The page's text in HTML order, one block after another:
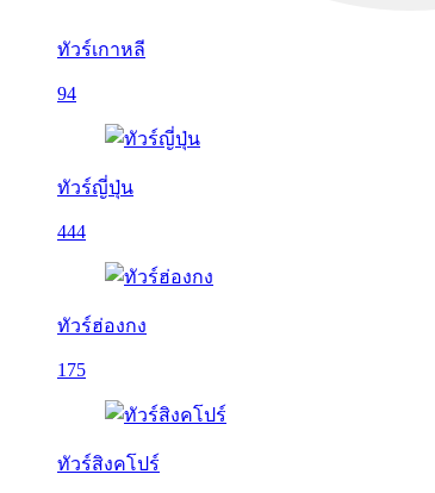
ทัวร์เกาหลี
94
ทัวร์ญี่ปุ่น
444
ทัวร์ฮ่องกง
175
ทัวร์สิงคโปร์